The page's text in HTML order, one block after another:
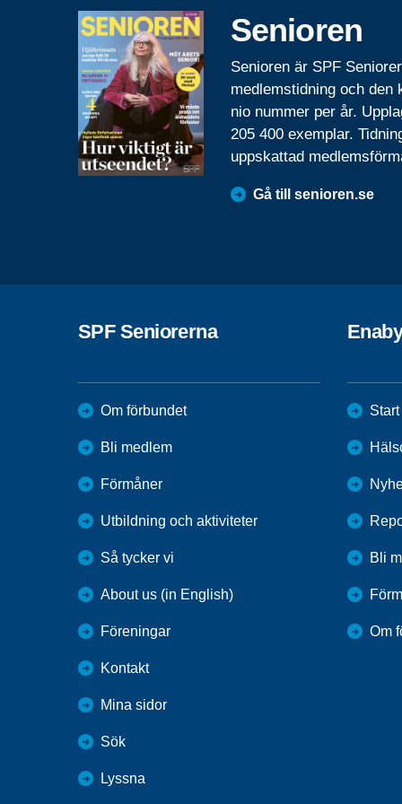
Senioren
Senioren är SPF
medlemstidning och den
nio nummer per år.
205 400 exemplar.
uppskattad
Gå till senioren.se
SPF Seniorerna
Om förbundet
Bli medlem
Förmåner
Utbildning och aktiviteter
Så tycker vi
About us (in English)
Föreningar
Kontakt
Mina sidor
Sök
Lyssna
Start
Bli
Om